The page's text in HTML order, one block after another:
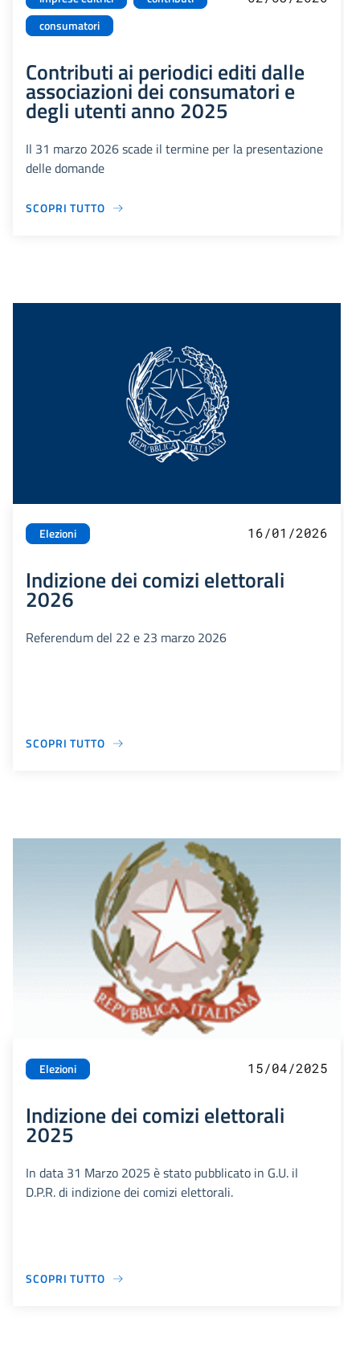
consumatori
Contributi ai periodici editi dalle
associazioni dei consumatori e
degli utenti anno 2025
Il 31 marzo 2026 scade il termine per la presentazione
delle domande
SCOPRI TUTTO
Elezioni 16/01/2026
Indizione dei comizi elettorali
2026
Referendum del 22 e 23 marzo 2026
SCOPRI TUTTO
Elezioni 15/04/2025
Indizione dei comizi elettorali
2025
In data 31 Marzo 2025 è stato pubblicato in G.U. il
D.P.R. di indizione dei comizi elettorali.
SCOPRI TUTTO